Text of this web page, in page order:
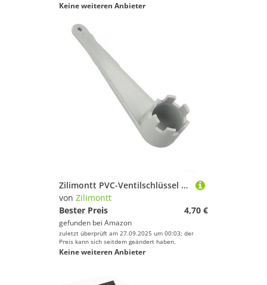
Keine weiteren Anbieter
Zilimontt PVC-Ventilschlüssel für aufblasbares Boot, 6-Rillen-Schraubenschlüssel, Werkzeug zum Entfernen und Installieren von Sicherheitsluftventilen auf Kanu, Schlauchboot, Floß, Luftmatratze, leicht
von Zilimontt
Bester Preis
4,70 €
gefunden bei Amazon
zuletzt überprüft am 27.09.2025 um 00:03; der
Preis kann sich seitdem geändert haben.
Keine weiteren Anbieter